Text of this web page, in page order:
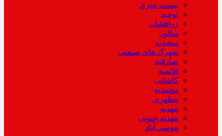
بیست متری
توحید
زرافشان
سالور
سعیدیه
شهرک های صنعتی
صادقیه
قائمیه
کاشانی
محمدیه
مطهری
مهدیه
مهدیه جنوبی
موسی آباد